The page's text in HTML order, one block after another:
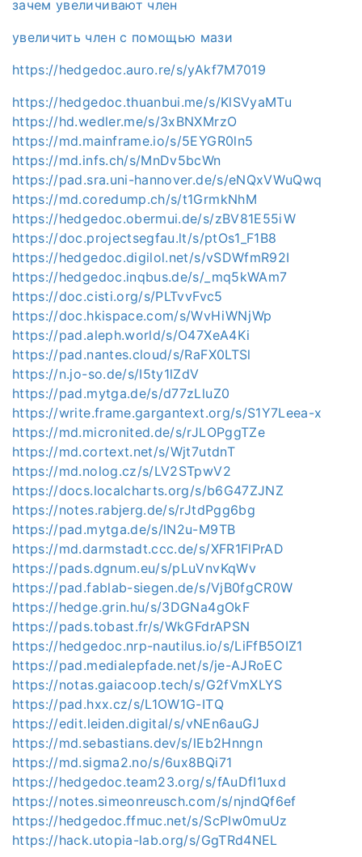
зачем увеличивают член
увеличить член с помощью мази
https://hedgedoc.auro.re/s/yAkf7M7019
https://hedgedoc.thuanbui.me/s/KlSVyaMTu
https://hd.wedler.me/s/3xBNXMrzO
https://md.mainframe.io/s/5EYGR0ln5
https://md.infs.ch/s/MnDv5bcWn
https://pad.sra.uni-hannover.de/s/eNQxVWuQwq
https://md.coredump.ch/s/t1GrmkNhM
https://hedgedoc.obermui.de/s/zBV81E55iW
https://doc.projectsegfau.lt/s/ptOs1_F1B8
https://hedgedoc.digilol.net/s/vSDWfmR92I
https://hedgedoc.inqbus.de/s/_mq5kWAm7
https://doc.cisti.org/s/PLTvvFvc5
https://doc.hkispace.com/s/WvHiWNjWp
https://pad.aleph.world/s/O47XeA4Ki
https://pad.nantes.cloud/s/RaFX0LTSl
https://n.jo-so.de/s/I5ty1lZdV
https://pad.mytga.de/s/d77zLluZ0
https://write.frame.gargantext.org/s/S1Y7Leea-x
https://md.micronited.de/s/rJLOPggTZe
https://md.cortext.net/s/Wjt7utdnT
https://md.nolog.cz/s/LV2STpwV2
https://docs.localcharts.org/s/b6G47ZJNZ
https://notes.rabjerg.de/s/rJtdPgg6bg
https://pad.mytga.de/s/lN2u-M9TB
https://md.darmstadt.ccc.de/s/XFR1FlPrAD
https://pads.dgnum.eu/s/pLuVnvKqWv
https://pad.fablab-siegen.de/s/VjB0fgCR0W
https://hedge.grin.hu/s/3DGNa4gOkF
https://pads.tobast.fr/s/WkGFdrAPSN
https://hedgedoc.nrp-nautilus.io/s/LiFfB5OIZ1
https://pad.medialepfade.net/s/je-AJRoEC
https://notas.gaiacoop.tech/s/G2fVmXLYS
https://pad.hxx.cz/s/L1OW1G-ITQ
https://edit.leiden.digital/s/vNEn6auGJ
https://md.sebastians.dev/s/lEb2Hnngn
https://md.sigma2.no/s/6ux8BQi71
https://hedgedoc.team23.org/s/fAuDfI1uxd
https://notes.simeonreusch.com/s/njndQf6ef
https://hedgedoc.ffmuc.net/s/ScPIw0muUz
https://hack.utopia-lab.org/s/GgTRd4NEL